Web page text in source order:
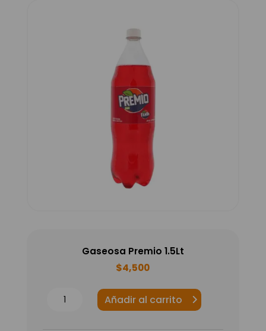
Gaseosa Premio 1.5Lt
$4,500
Gaseosa
Añadir al carrito